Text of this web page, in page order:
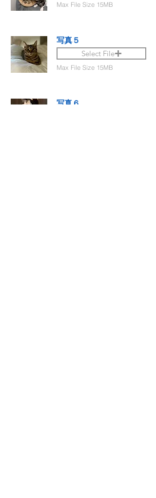
Max File Size 15MB
写真５
Select File
Max File Size 15MB
写真６